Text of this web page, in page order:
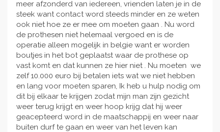
meer afzonderd van iedereen, vrienden laten je in de
steek want contact word steeds minder en ze weten
ook niet hoe ze er mee om moeten gaan . Nu word
de prothesen niet helemaal vergoed en is de
operatie alleen mogelijk in belgie want er worden
boutjes in het bot geplaatst waar de prothese op
vast komt en dat kunnen ze hier niet . Nu moeten we
zelf 10.000 euro bij betalen iets wat we niet hebben
en lang voor moeten sparen, Ik heb u hulp nodig om
dit bij elkaar te krijgen zodat mijn man zijn gezicht
weer terug krijgt en weer hoop krijg dat hij weer
geacepteerd word in de maatschappij en weer naar
buiten durf te gaan en weer van het leven kan